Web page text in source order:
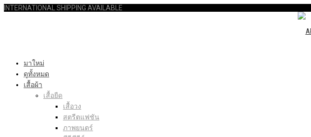
INTERNATIONAL SHIPPING AVAILABLE
มาใหม่
ดูทั้งหมด
เสื้อผ้า
เสื้อยืด
เสื้อวง
สตรีตแฟชัน
ภาพยนตร์